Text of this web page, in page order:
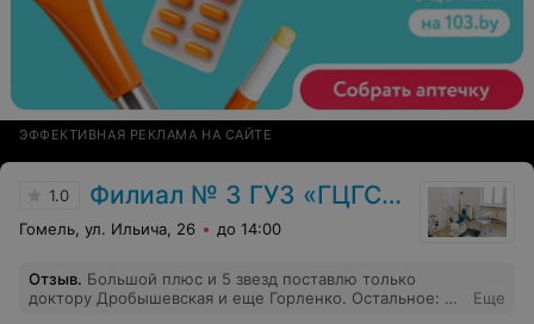
ЭФФЕКТИВНАЯ РЕКЛАМА НА САЙТЕ
1.0 Филиал № 3 ГУЗ «ГЦГСП»
Гомель, ул. Ильича, 26 до 14:00
Отзыв. Большой плюс и 5 звезд поставлю только
доктору Дробышевская и еще Горленко. Остальное: и
Еще